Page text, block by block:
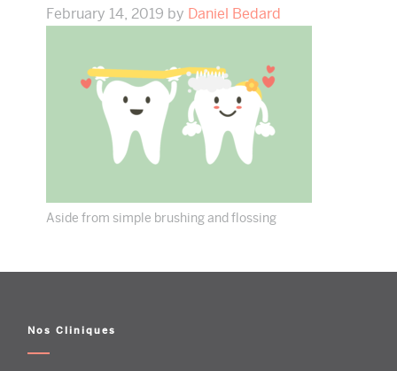
February 14, 2019 by Daniel Bedard
Aside from simple brushing and flossing
Nos Cliniques